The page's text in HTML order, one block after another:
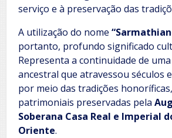
serviço e à preservação das
A utilização do nome
portanto, profundo significado
Representa a continuidade de
ancestral que atravessou séculos
por meio das tradições
patrimoniais preservadas pela
Soberana Casa Real e Imperial
Oriente.